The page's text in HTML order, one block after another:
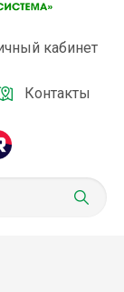
кабинет
Контакты